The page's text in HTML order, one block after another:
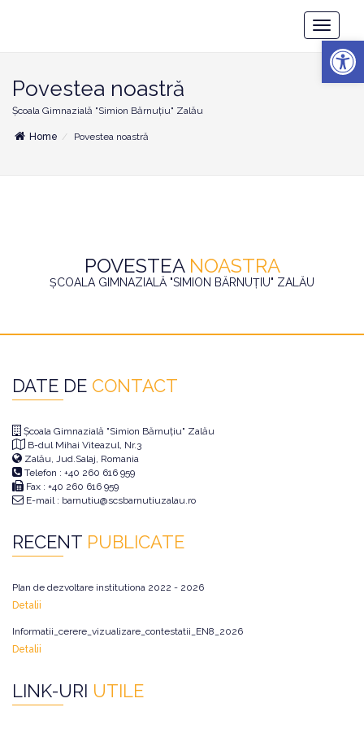
Toggle
Povestea noastră
Școala Gimnazială "Simion Bărnuțiu" Zalău
Home Povestea noastră
POVESTEA NOASTRA
ȘCOALA GIMNAZIALĂ "SIMION BĂRNUȚIU" ZALĂU
DATE DE CONTACT
Școala Gimnazială "Simion Bărnuțiu" Zalău
B-dul Mihai Viteazul, Nr.3
Zalău, Jud.Salaj, Romania
Telefon : +40 260 616 959
Fax : +40 260 616 959
E-mail : barnutiu@scsbarnutiuzalau.ro
RECENT PUBLICATE
Plan de dezvoltare institutiona 2022 - 2026
Detalii
Informatii_cerere_vizualizare_contestatii_EN8_2026
Detalii
LINK-URI UTILE